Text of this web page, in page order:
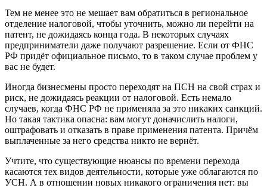
Тем не менее это не мешает вам обратиться в региональное
отделение налоговой, чтобы уточнить, можно ли перейти на
патент, не дожидаясь конца года. В некоторых случаях
предприниматели даже получают разрешение. Если от ФНС
РФ придёт официальное письмо, то в таком случае проблем у
вас не будет.
Иногда бизнесмены просто переходят на ПСН на свой страх и
риск, не дожидаясь реакции от налоговой. Есть немало
случаев, когда ФНС РФ не применяла за это никаких санкций.
Но такая тактика опасна: вам могут доначислить налоги,
оштрафовать и отказать в праве применения патента. Причём
выплаченные за него средства никто не вернёт.
Учтите, что существующие нюансы по времени перехода
касаются тех видов деятельности, которые уже облагаются по
УСН. А в отношении новых никакого ограничения нет: вы